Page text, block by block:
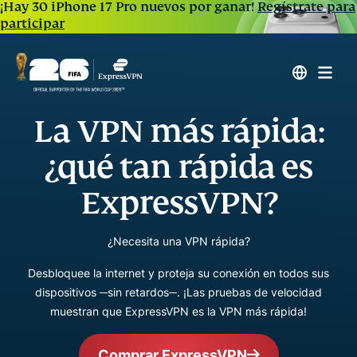
¡Hay 30 iPhone 17 Pro nuevos por ganar!Regístrate para
participar
La VPN más rápida:
¿qué tan rápida es
ExpressVPN?
¿Necesita una VPN rápida?
Desbloquee la internet y proteja su conexión en todos sus
dispositivos ─sin retardos─. ¡Las pruebas de velocidad
muestran que ExpressVPN es la VPN más rápida!